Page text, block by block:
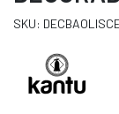
SKU: